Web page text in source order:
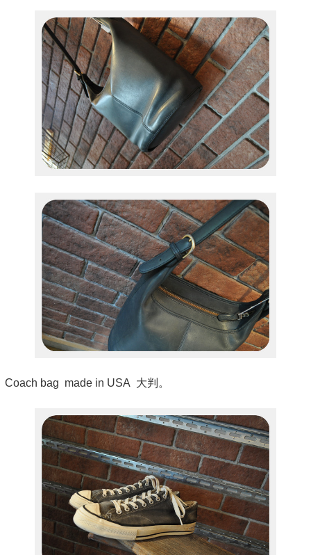
Coach bag made in USA 大判。